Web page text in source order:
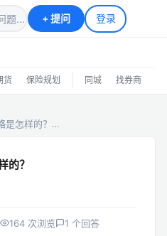
+提问 登录
货 保险规划 同城 找券商
是怎样的？…
的？
164 次浏览 1 个回答